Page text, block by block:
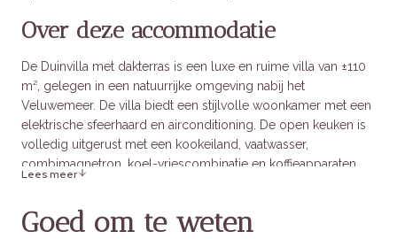
Over deze accommodatie
De Duinvilla met dakterras is een luxe en ruime villa van ±110
m², gelegen in een natuurrijke omgeving nabij het
Veluwemeer. De villa biedt een stijlvolle woonkamer met een
elektrische sfeerhaard en airconditioning. De open keuken is
volledig uitgerust met een kookeiland, vaatwasser,
combimagnetron, koel-vriescombinatie en koffieapparaten
De villa beschikt over drie slaapkamers: één met een
Lees meer
Goed om te weten